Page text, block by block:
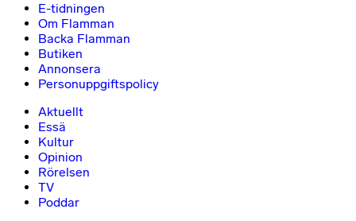
E-tidningen
Om Flamman
Backa Flamman
Butiken
Annonsera
Personuppgiftspolicy
Aktuellt
Essä
Kultur
Opinion
Rörelsen
TV
Poddar